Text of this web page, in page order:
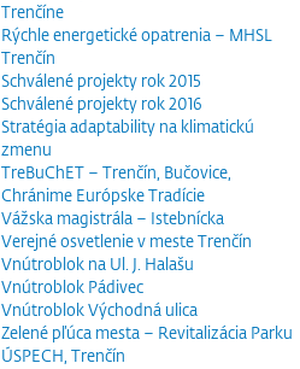
Trenčíne
Rýchle energetické opatrenia – MHSL
Trenčín
Schválené projekty rok 2015
Schválené projekty rok 2016
Stratégia adaptability na klimatickú
zmenu
TreBuChET – Trenčín, Bučovice,
Chránime Európske Tradície
Vážska magistrála – Istebnícka
Verejné osvetlenie v meste Trenčín
Vnútroblok na Ul. J. Halašu
Vnútroblok Pádivec
Vnútroblok Východná ulica
Zelené pľúca mesta – Revitalizácia Parku
ÚSPECH, Trenčín